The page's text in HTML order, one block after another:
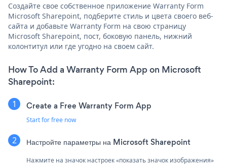
Создайте свое собственное приложение Warranty Form
Microsoft Sharepoint, подберите стиль и цвета своего веб-
сайта и добавьте Warranty Form на свою страницу
Microsoft Sharepoint, пост, боковую панель, нижний
колонтитул или где угодно на своем сайт.
How To Add a Warranty Form App on Microsoft
Sharepoint:
Create a Free Warranty Form App
Start for free now
Настройте параметры на Microsoft Sharepoint
Нажмите на значок настроек «показать значок изображения»